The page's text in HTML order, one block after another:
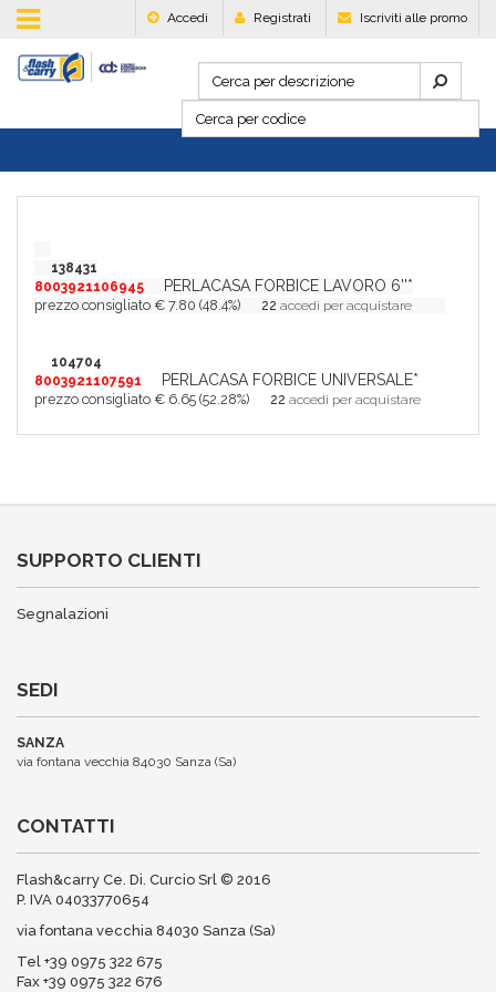
Accedi Registrati Iscriviti alle promo
138431
8003921106945
PERLACASA FORBICE LAVORO 6''*
prezzo consigliato € 7.80 (48.4%) 22 accedi per acquistare
104704
8003921107591
PERLACASA FORBICE UNIVERSALE*
prezzo consigliato € 6.65 (52.28%) 22 accedi per acquistare
SUPPORTO CLIENTI
Segnalazioni
SEDI
SANZA
via fontana vecchia 84030 Sanza (Sa)
CONTATTI
Flash&carry Ce. Di. Curcio Srl © 2016
P. IVA 04033770654
via fontana vecchia 84030 Sanza (Sa)
Tel +39 0975 322 675
Fax +39 0975 322 676